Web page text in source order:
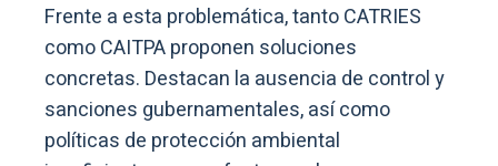
Frente a esta problemática, tanto CATRIES
como CAITPA proponen soluciones
concretas. Destacan la ausencia de control y
sanciones gubernamentales, así como
políticas de protección ambiental